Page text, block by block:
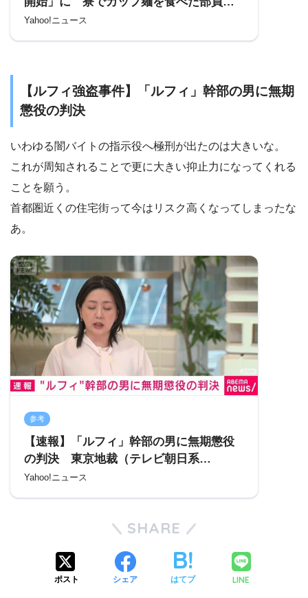
暴行の疑い 広島家裁 警察が暴行容疑
Yahoo!ニュース
【ルフィ強盗事件】「ルフィ」幹部の男に無期
懲役の判決
いわゆる闇バイトの指示役へ極刑が出たのは大きいな。
これが周知されることで更に大きい抑止力になってくれる
ことを願う。
首都圏近くの住宅街って今はリスク高くなってしまったな
あ。
参考
【速報】「ルフィ」幹部の男に無期懲役
の判決 東京地裁（テレビ朝日系
（ANN）） – Yahoo!ニュース
Yahoo!ニュース
SHARE
ポスト シェア はてブ LINE